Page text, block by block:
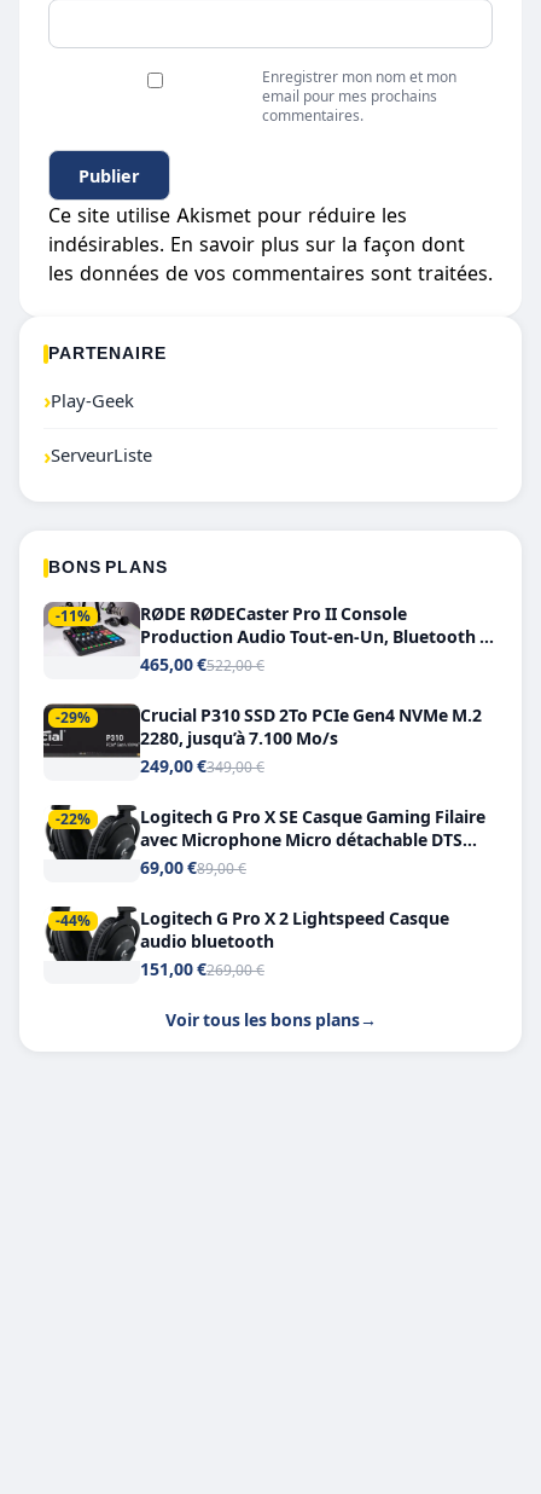
Enregistrer mon nom et mon
email pour mes prochains
commentaires.
Ce site utilise Akismet pour réduire les
indésirables. En savoir plus sur la façon dont
les données de vos commentaires sont traitées.
PARTENAIRE
›Play-Geek
›ServeurListe
BONS PLANS
-11%
RØDE RØDECaster Pro II Console
Production Audio Tout-en-Un, Bluetooth et
Double USB-C
465,00 €522,00 €
-29%
Crucial P310 SSD 2To PCIe Gen4 NVMe M.2
2280, jusqu’à 7.100 Mo/s
249,00 €349,00 €
-22%
Logitech G Pro X SE Casque Gaming Filaire
avec Microphone Micro détachable DTS
Headphone X 7.1
69,00 €89,00 €
-44%
Logitech G Pro X 2 Lightspeed Casque
audio bluetooth
151,00 €269,00 €
Voir tous les bons plans→